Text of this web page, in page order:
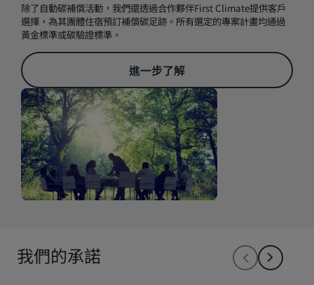
Kunlun Golden Tulip
除了自動碳補償活動，我們還透過合作夥伴First Climate提供客戶
選擇，為其團體住宿預訂補償碳足跡。所有選定的專案計畫均通過
黃金標準或碳驗證標準。
進一步了解
我們的承諾